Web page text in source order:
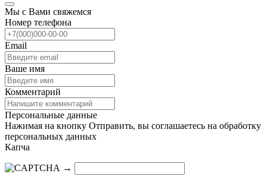
Мы с Вами свяжемся
Номер телефона
Email
Ваше имя
Комментарий
Персональные данные
Нажимая на кнопку Отправить, вы соглашаетесь на обработку
персональных данных
Капча
→